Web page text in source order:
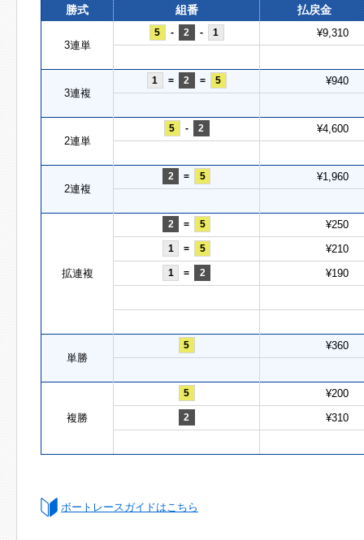
勝式 組番 払戻金
3連単
5 - 2 - 1 ¥9,310
3連複
1 = 2 = 5 ¥940
2連単
5 - 2 ¥4,600
2連複
2 = 5 ¥1,960
拡連複
2 = 5 ¥250
1 = 5 ¥210
1 = 2 ¥190
単勝
5 ¥360
複勝
5 ¥200
2 ¥310
ボートレースガイドはこちら